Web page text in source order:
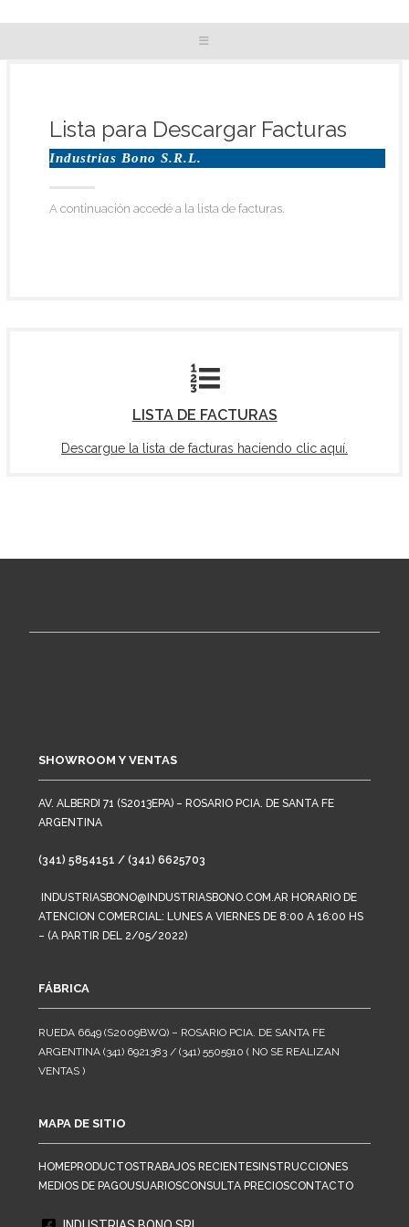
Lista para Descargar Facturas
Industrias Bono S.R.L.
A continuación accedé a la lista de facturas.
LISTA DE FACTURAS
Descargue la lista de facturas haciendo clic aquí.
SHOWROOM Y VENTAS
AV. ALBERDI 71 (S2013EPA) – ROSARIO PCIA. DE SANTA FE
ARGENTINA
(341) 5854151 / (341) 6625703
INDUSTRIASBONO@INDUSTRIASBONO.COM.AR HORARIO DE
ATENCION COMERCIAL: LUNES A VIERNES DE 8:00 A 16:00 HS
– (A PARTIR DEL 2/05/2022)
FÁBRICA
RUEDA 6649 (S2009BWQ) – ROSARIO PCIA. DE SANTA FE
ARGENTINA (341) 6921383 / (341) 5505910 ( NO SE REALIZAN
VENTAS )
MAPA DE SITIO
HOMEPRODUCTOSTRABAJOS RECIENTES INSTRUCCIONES
MEDIOS DE PAGOUSUARIOSCONSULTA PRECIOSCONTACTO